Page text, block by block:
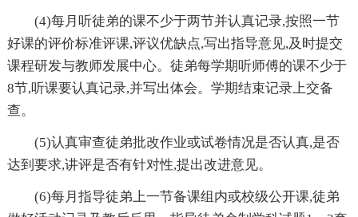
(4)每月听徒弟的课不少于两节并认真记录,按照一节
好课的评价标准评课,评议优缺点,写出指导意见,及时提交
课程研发与教师发展中心。徒弟每学期听师傅的课不少于
8节,听课要认真记录,并写出体会。学期结束记录上交备
查。
(5)认真审查徒弟批改作业或试卷情况是否认真,是否
达到要求,讲评是否有针对性,提出改进意见。
(6)每月指导徒弟上一节备课组内或校级公开课,徒弟